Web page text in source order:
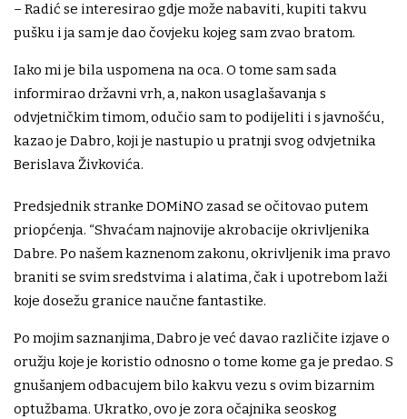
– Radić se interesirao gdje može nabaviti, kupiti takvu
pušku i ja sam je dao čovjeku kojeg sam zvao bratom.
Iako mi je bila uspomena na oca. O tome sam sada
informirao državni vrh, a, nakon usaglašavanja s
odvjetničkim timom, odučio sam to podijeliti i s javnošću,
kazao je Dabro, koji je nastupio u pratnji svog odvjetnika
Berislava Živkovića.
Predsjednik stranke DOMiNO zasad se očitovao putem
priopćenja. “Shvaćam najnovije akrobacije okrivljenika
Dabre. Po našem kaznenom zakonu, okrivljenik ima pravo
braniti se svim sredstvima i alatima, čak i upotrebom laži
koje dosežu granice naučne fantastike.
Po mojim saznanjima, Dabro je već davao različite izjave o
oružju koje je koristio odnosno o tome kome ga je predao. S
gnušanjem odbacujem bilo kakvu vezu s ovim bizarnim
optužbama. Ukratko, ovo je zora očajnika seoskog